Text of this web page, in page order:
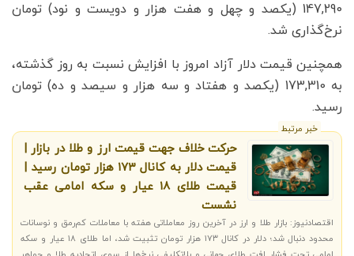
147,290 (یکصد و چهل و هفت هزار و دویست و نود) تومان
نرخ‌گذاری شد.
همچنین قیمت دلار آزاد امروز با افزایش نسبت به روز گذشته،
به 173,310 (یکصد و هفتاد و سه هزار و سیصد و ده) تومان
رسید.
خبر مرتبط
حرکت خلاف جهت قیمت ارز و طلا در بازار |
قیمت دلار به کانال ۱۷۳ هزار تومان رسید |
قیمت طلای ۱۸ عیار و سکه امامی عقب
نشست
اقتصادنیوز: بازار طلا و ارز در آخرین روز معاملاتی هفته با معاملات کم‌رمق و نوسانات
محدود دنبال شد؛ دلار در کانال ۱۷۳ هزار تومان تثبیت شد، اما طلای ۱۸ عیار و سکه